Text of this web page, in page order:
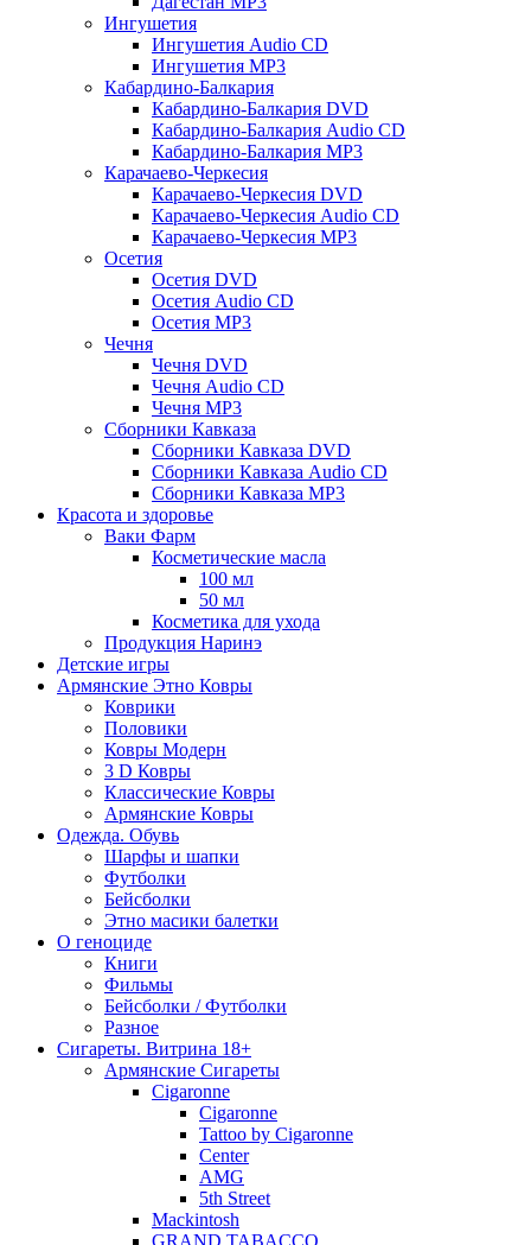
Ингушетия
Ингушетия Audio CD
Ингушетия MP3
Кабардино-Балкария
Кабардино-Балкария DVD
Кабардино-Балкария Audio CD
Кабардино-Балкария MP3
Карачаево-Черкесия
Карачаево-Черкесия DVD
Карачаево-Черкесия Audio CD
Карачаево-Черкесия MP3
Осетия
Осетия DVD
Осетия Audio CD
Осетия MP3
Чечня
Чечня DVD
Чечня Audio CD
Чечня MP3
Сборники Кавказа
Сборники Кавказа DVD
Сборники Кавказа Audio CD
Сборники Кавказа MP3
Красота и здоровье
Ваки Фарм
Косметические масла
100 мл
50 мл
Косметика для ухода
Продукция Наринэ
Детские игры
Армянские Этно Ковры
Коврики
Половики
Ковры Модерн
3 D Ковры
Классические Ковры
Армянские Ковры
Одежда. Обувь
Шарфы и шапки
Футболки
Бейсболки
Этно масики балетки
О геноциде
Книги
Фильмы
Бейсболки / Футболки
Разное
Сигареты. Витрина 18+
Армянские Сигареты
Cigaronne
Cigaronne
Tattoo by Cigaronne
Center
AMG
5th Street
Mackintosh
GRAND TABACCO